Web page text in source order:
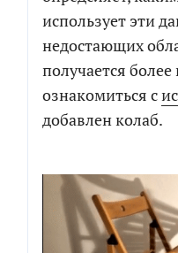
использует эти
недостающих
получается
ознакомиться с
добавлен колаб.